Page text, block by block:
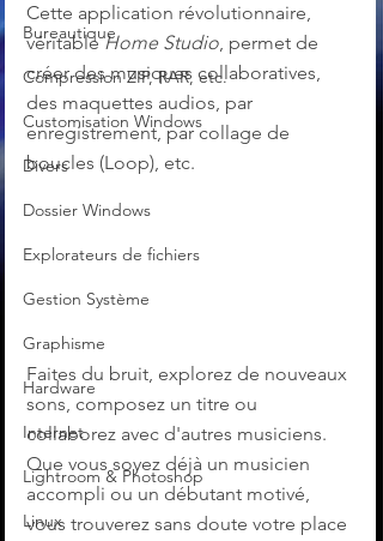
Bureautique
Compression ZIP, RAR, etc.
Customisation Windows
Divers
Dossier Windows
Explorateurs de fichiers
Gestion Système
Graphisme
Hardware
Internet
Lightroom & Photoshop
Linux
Cette application révolutionnaire,
véritable Home Studio, permet de
créer des musiques collaboratives,
des maquettes audios, par
enregistrement, par collage de
boucles (Loop), etc.
Faites du bruit, explorez de nouveaux
sons, composez un titre ou
collaborez avec d'autres musiciens.
Que vous soyez déjà un musicien
accompli ou un débutant motivé,
vous trouverez sans doute votre place